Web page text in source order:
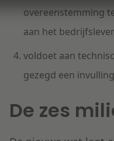
overeenstemming
aan het
voldoet aan
gezegd een
De zes